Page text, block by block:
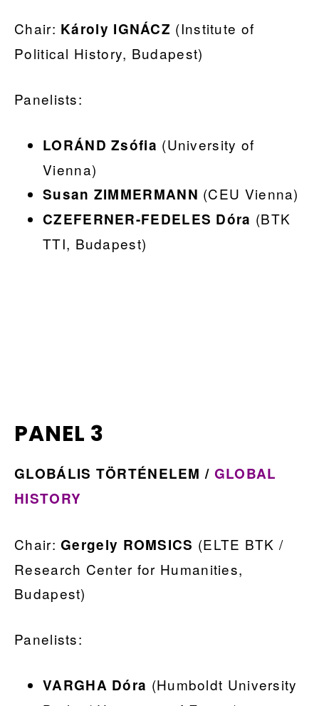
Chair: Károly IGNÁCZ (Institute of
Political History, Budapest)
Panelists:
LORÁND Zsófia (University of
Vienna)
Susan ZIMMERMANN (CEU Vienna)
CZEFERNER-FEDELES Dóra (BTK
TTI, Budapest)
PANEL 3
GLOBÁLIS TÖRTÉNELEM / GLOBAL
HISTORY
Chair:Gergely ROMSICS (ELTE BTK /
Research Center for Humanities,
Budapest)
Panelists:
VARGHA Dóra (Humboldt University